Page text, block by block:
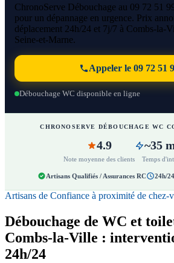
ChronoServe Débouchage au 09 72 51
pour un dépannage en urgence. Prix
déplacement 24h/24 et 7j/7 à Combs-la-
Seine-et-Marne.
Appeler le 09 72 51
Débouchage WC disponible en ligne
CHRONOSERVE DÉBOUCHAGE WC
4.9
Note moyenne des clients
~35
Temps
Artisans Qualifiés / Assurances RC 24h/
Artisans de Confiance à proximité de chez-
Débouchage de WC et
Combs-la-Ville :
24h/24